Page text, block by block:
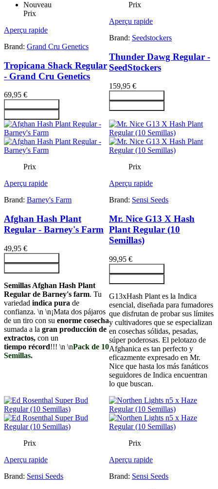
Nouveau
Prix
Aperçu rapide
Brand: Grand Cru Genetics
Tropicana Shack Regular
- Grand Cru Genetics
69,95 €
Prix
Aperçu rapide
Brand: Seedstockers
Thunder Dawg Regular -
SeedStockers
159,95 €
Prix
Aperçu rapide
Brand: Barney's Farm
Afghan Hash Plant
Regular - Barney's Farm
49,95 €
Semillas Afghan Hash Plant
Regular de Barney's farm. Tu
variedad indica pura de
confianza. \n \n¡Mata dos pájaros
de un tiro con su enorme cosecha
sumada a la gran producción de
extractos, con un
tiempo récord!!! \n \nPack de 10
Semillas.
Prix
Aperçu rapide
Brand: Sensi Seeds
Mr. Nice G13 X Hash
Plant Regular (10
Semillas)
99,95 €
G13xHash Plant es la Indica
esencial, diseñada para fumadores
que disfrutan de probar sus límites
y cultivadores que se especializan
en cosechas sólidas, pesadas,
súper poderosas. El pelotazo de
Afghanica es tan perfecto y
eficazmente expresado en Mr.
Nice que hasta los más fanáticos
seguidores de Indica encuentran
lo que buscan.
Prix
Aperçu rapide
Brand: Sensi Seeds
Prix
Aperçu rapide
Brand: Sensi Seeds